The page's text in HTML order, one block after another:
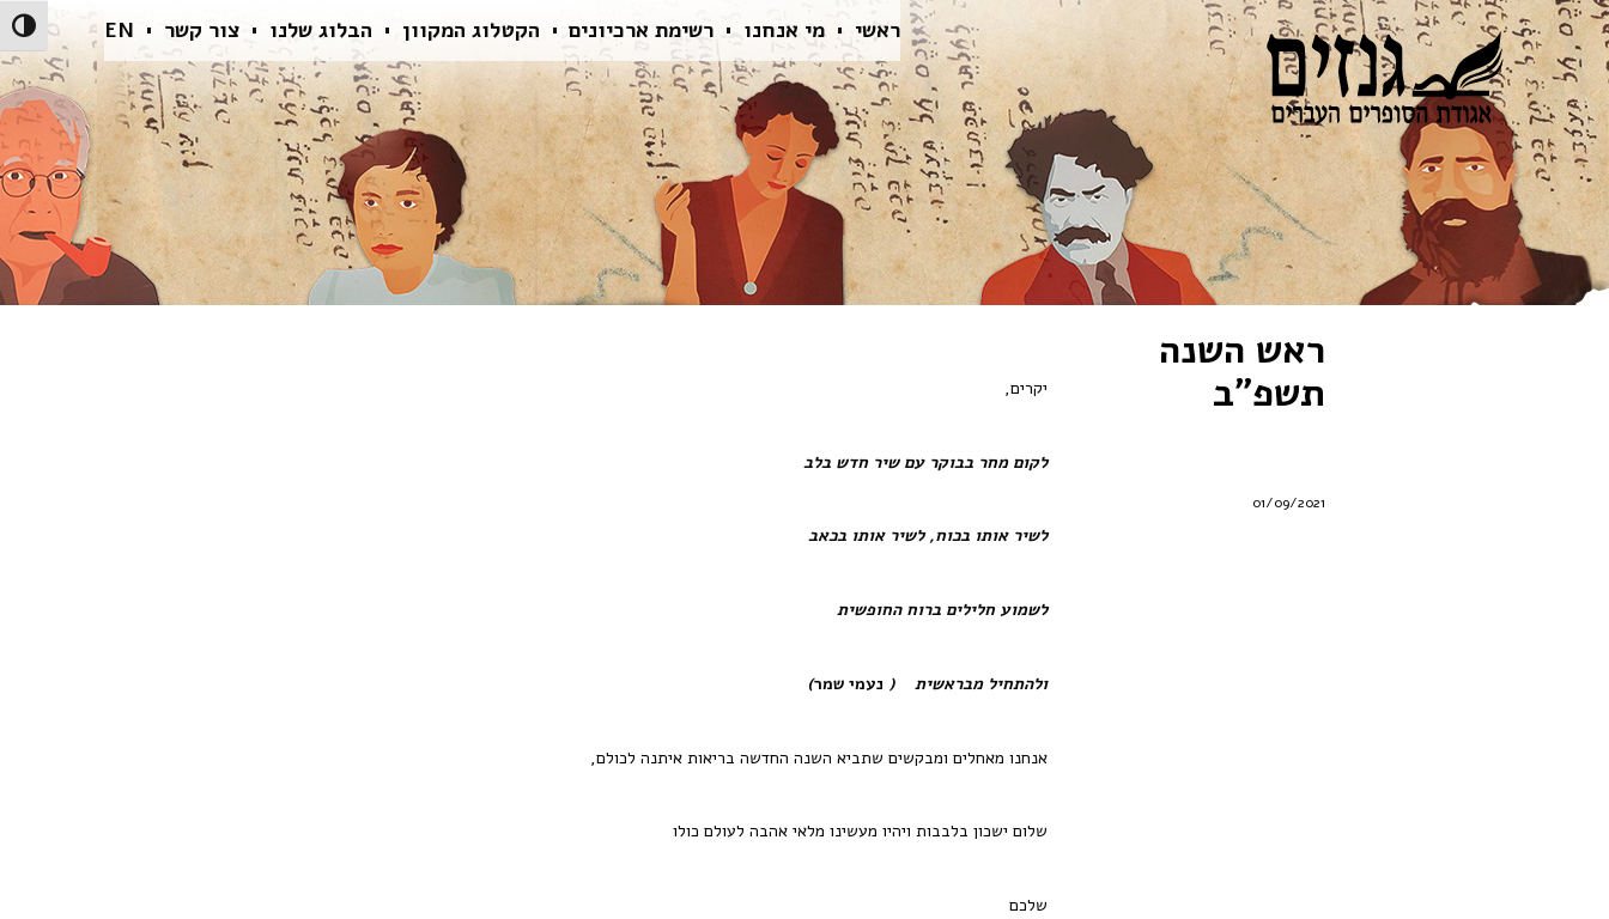
הפעל/ ראשי מי אנחנו רשימת ארכיונים הקטלוג המקוון הבלוג שלנו צור קשר EN
ראש השנה
תשפ”ב
01/09/2021
יקרים,
לקום מחר בבוקר עם שיר חדש בלב
לשיר אותו בכוח, לשיר אותו בכאב
לשמוע חלילים ברוח החופשית
ולהתחיל מבראשית ( נעמי שמר)
אנחנו מאחלים ומבקשים שתביא השנה החדשה בריאות איתנה לכולם,
שלום ישכון בלבבות ויהיו מעשינו מלאי אהבה לעולם כולו
שלכם